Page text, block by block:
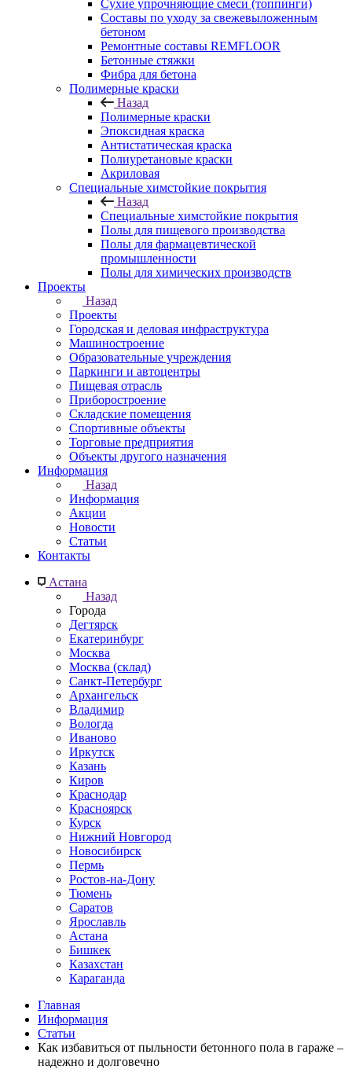
Сухие упрочняющие смеси (топпинги)
Составы по уходу за свежевыложенным
бетоном
Ремонтные составы REMFLOOR
Бетонные стяжки
Фибра для бетона
Полимерные краски
Назад
Полимерные краски
Эпоксидная краска
Антистатическая краска
Полиуретановые краски
Акриловая
Специальные химстойкие покрытия
Назад
Специальные химстойкие покрытия
Полы для пищевого производства
Полы для фармацевтической
промышленности
Полы для химических производств
Проекты
Назад
Проекты
Городская и деловая инфраструктура
Машиностроение
Образовательные учреждения
Паркинги и автоцентры
Пищевая отрасль
Приборостроение
Складские помещения
Спортивные объекты
Торговые предприятия
Объекты другого назначения
Информация
Назад
Информация
Акции
Новости
Статьи
Контакты
Астана
Назад
Города
Дегтярск
Екатеринбург
Москва
Москва (склад)
Санкт-Петербург
Архангельск
Владимир
Вологда
Иваново
Иркутск
Казань
Киров
Краснодар
Красноярск
Курск
Нижний Новгород
Новосибирск
Пермь
Ростов-на-Дону
Тюмень
Саратов
Ярославль
Астана
Бишкек
Казахстан
Караганда
Главная
Информация
Статьи
Как избавиться от пыльности бетонного пола в гараже –
надежно и долговечно